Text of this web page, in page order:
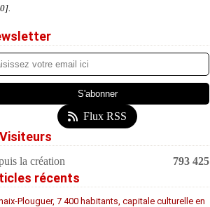
Flux RSS
Visiteurs
la création 793 425
récents
Plouguer, 7 400 habitants, capitale culturelle en